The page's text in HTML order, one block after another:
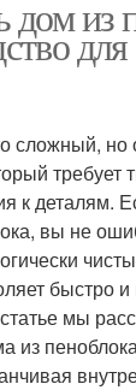
дом из
для
сложный, но
требует
к деталям.
вы не
быстро и
мы
из